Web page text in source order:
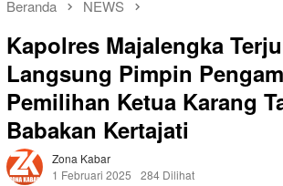
Beranda NEWS
Kapolres Majalengka
Langsung Pimpin
Pemilihan Ketua Karang
Babakan Kertajati
Zona Kabar
1 Februari 2025
284 Dilihat